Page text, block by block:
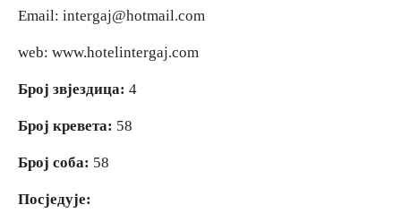
Авантура
Еко туризам
Гастрономија
Лов и риболов
Email: intergaj@hotmail.com
web: www.hotelintergaj.com
Број звјездица: 4
Број кревета: 58
Број соба: 58
Посједује:
Авантура
Еко туризам
Гастрономија
Лов и риболов